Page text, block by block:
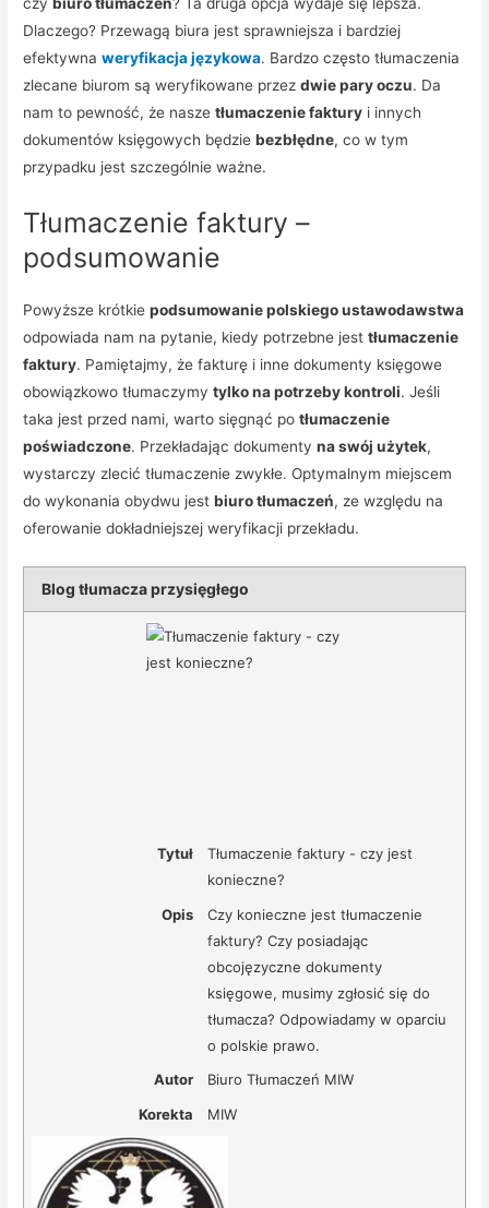
czy biuro tłumaczeń? Ta druga opcja wydaje się lepsza.
Dlaczego? Przewagą biura jest sprawniejsza i bardziej
efektywnaweryfikacja językowa. Bardzo często tłumaczenia
zlecane biurom są weryfikowane przezdwie pary oczu. Da
nam to pewność, że naszetłumaczenie faktury i innych
dokumentów księgowych będziebezbłędne, co w tym
przypadku jest szczególnie ważne.
Tłumaczenie faktury –
podsumowanie
Powyższe krótkiepodsumowanie polskiego ustawodawstwa
odpowiada nam na pytanie, kiedy potrzebne jesttłumaczenie
faktury. Pamiętajmy, że fakturę i inne dokumenty księgowe
obowiązkowo tłumaczymytylko na potrzeby kontroli. Jeśli
taka jest przed nami, warto sięgnąć potłumaczenie
poświadczone. Przekładając dokumentyna swój użytek,
wystarczy zlecić tłumaczenie zwykłe. Optymalnym miejscem
do wykonania obydwu jestbiuro tłumaczeń, ze względu na
oferowanie dokładniejszej weryfikacji przekładu.
Blog tłumacza przysięgłego
Tytuł
Tłumaczenie faktury - czy jest
konieczne?
Opis
Czy konieczne jest tłumaczenie
faktury? Czy posiadając
obcojęzyczne dokumenty
księgowe, musimy zgłosić się do
tłumacza? Odpowiadamy w oparciu
o polskie prawo.
Autor
Biuro Tłumaczeń MIW
Korekta
MIW